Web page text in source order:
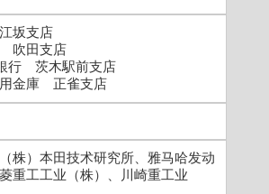
坂支店
吹田支店
行 茨木駅前支店
金庫 正雀支店
株）本田技术研究所、雅马哈发动
重工工业（株）、川崎重工业